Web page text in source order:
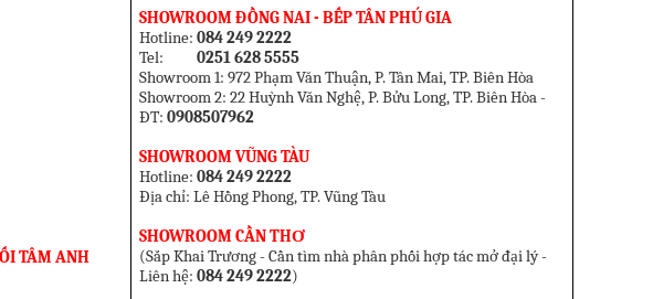
TÂM ANH
SHOWROOM ĐỒNG NAI - BẾP TÂN PHÚ GIA
Hotline:084 249 2222
Tel:0251 628 5555
Showroom 1: 972 Phạm Văn Thuận, P. Tân Mai, TP. Biên Hòa
Showroom 2: 22 Huỳnh Văn Nghệ, P. Bửu Long, TP. Biên Hòa -
ĐT:0908507962
SHOWROOM VŨNG TÀU
Hotline:084 249 2222
Địa chỉ: Lê Hồng Phong, TP. Vũng Tàu
SHOWROOM CẦN THƠ
(Sắp Khai Trương - Cần tìm nhà phân phối hợp tác mở đại lý -
Liên hệ:084 249 2222)